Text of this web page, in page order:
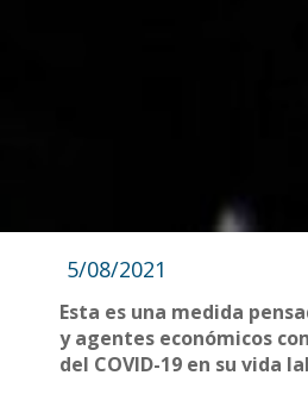
5/08/2021
Esta es una medida
y agentes económicos
del COVID-19 en su vida